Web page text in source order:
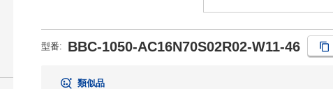
型番: BBC-1050-AC16N70S02R02-W11-46
類似品